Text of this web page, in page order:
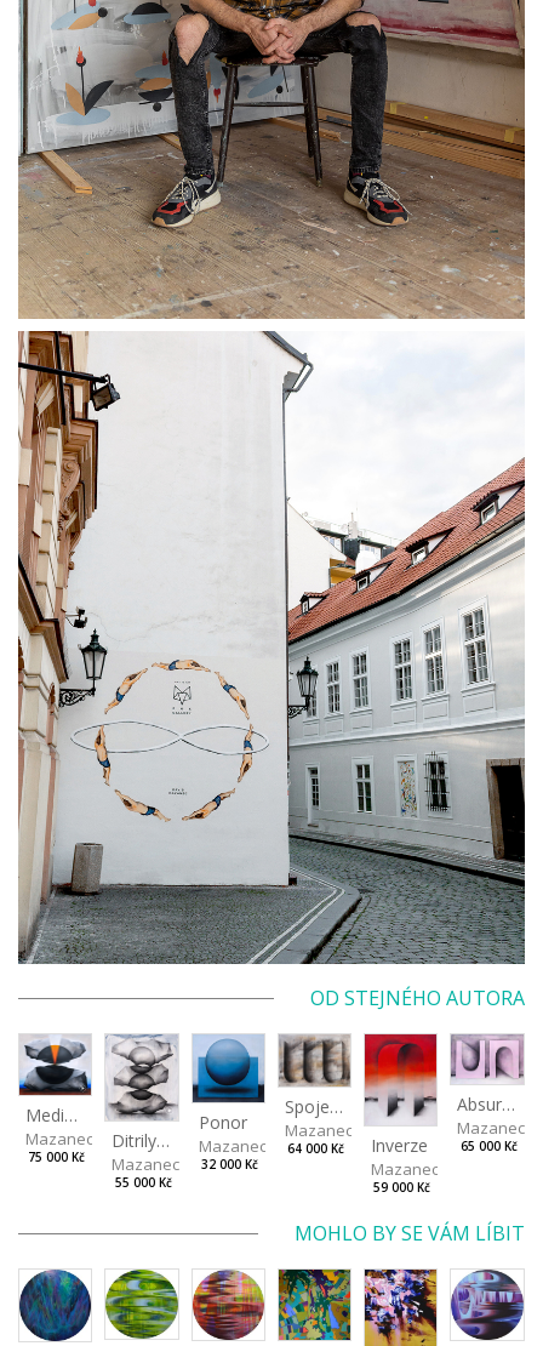
OD STEJNÉHO AUTORA
Mediolyth
Mazanec David
75 000 Kč
Ditrilyth
Mazanec David
55 000 Kč
Ponor
Mazanec David
32 000 Kč
Spojené nádoby
Mazanec David
64 000 Kč Inverze
Mazanec David
59 000 Kč
Absurdní
Mazanec
65 000 Kč
MOHLO BY SE VÁM LÍBIT